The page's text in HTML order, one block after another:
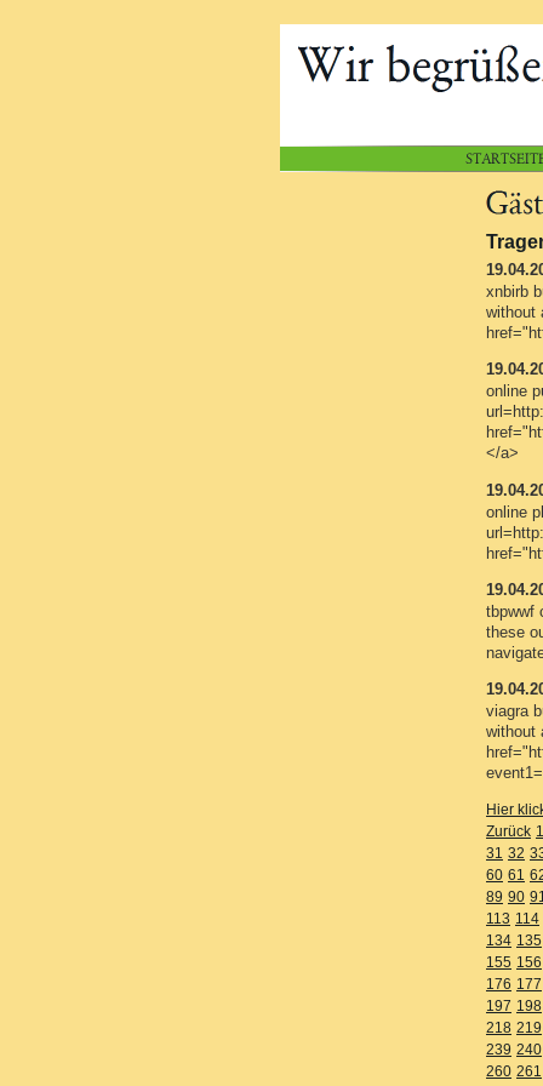
xnbirb
without
online
</a>
online
tbpwwf
these
viagra
without
Hier
Zurück 1
31 32
60 61
89 90
113 114
134 135
155 156
176 177
197 198
218 219
239 240
260 261